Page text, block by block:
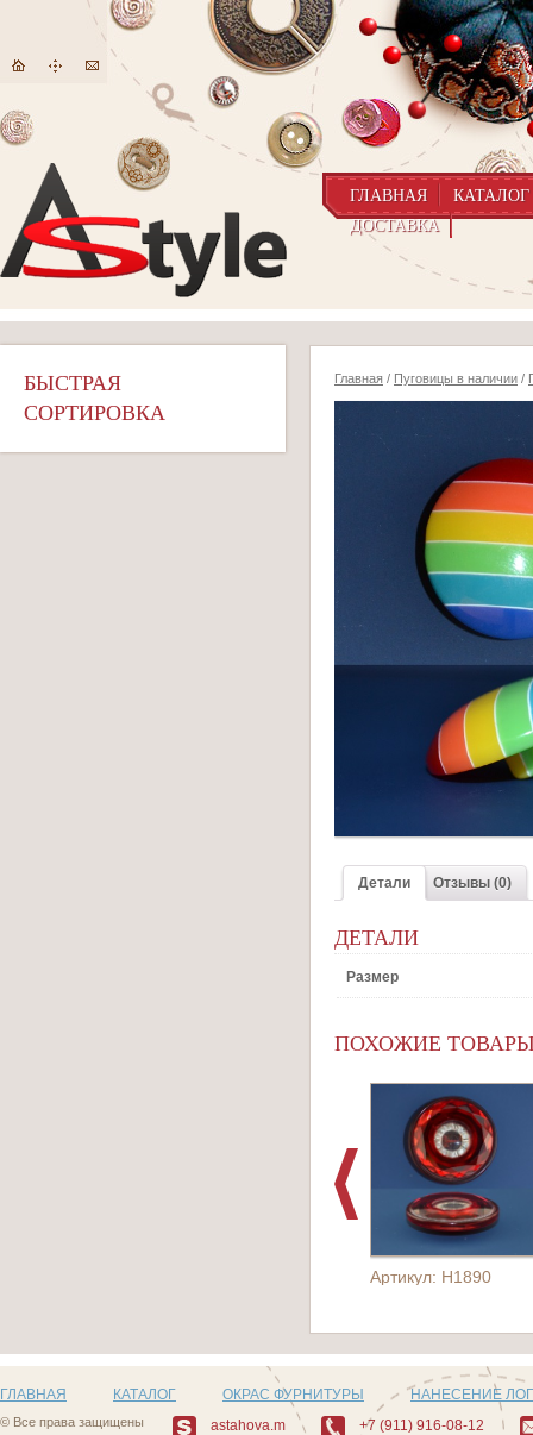
ГЛАВНАЯ
КАТАЛОГ
ДОСТАВКА
БЫСТРАЯ
СОРТИРОВКА
Главная / Пуговицы в наличии /
Детали Отзывы (0)
ДЕТАЛИ
Размер
ПОХОЖИЕ
Артикул: H1890
ГЛАВНАЯ КАТАЛОГ ОКРАС ФУРНИТУРЫ НАНЕСЕНИЕ
© Все права защищены
astahova.m +7 (911) 916-08-12